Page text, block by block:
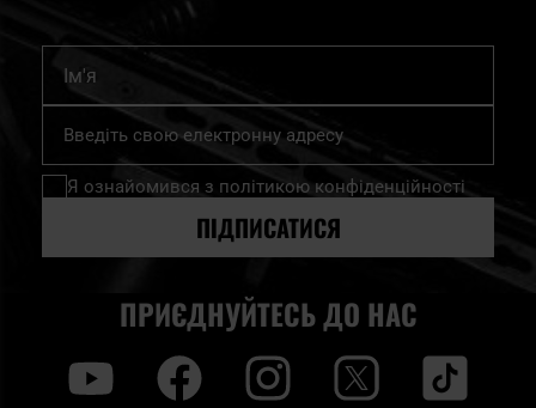
Підпишіться
нашу
розсилку
Я ознайомився з політикою конфіденційності
ПІДПИСАТИСЯ
ПРИЄДНУЙТЕСЬ ДО НАС